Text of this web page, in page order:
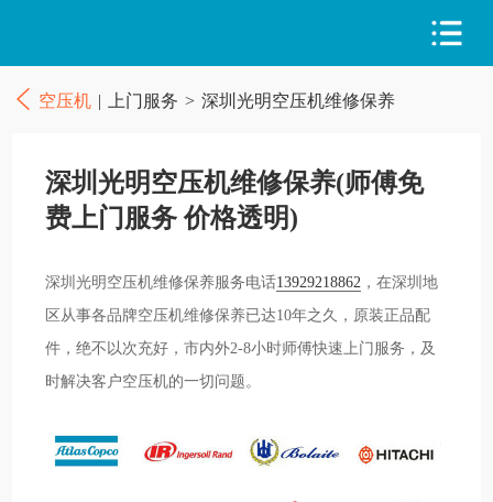
空压机 | 上门服务 > 深圳光明空压机维修保养
深圳光明空压机维修保养(师傅免
费上门服务 价格透明)
深圳光明空压机维修保养服务电话13929218862 ，在深圳地
区从事各品牌空压机维修保养已达10年之久，原装正品配
件，绝不以次充好，市内外2-8小时师傅快速上门服务，及
时解决客户空压机的一切问题。